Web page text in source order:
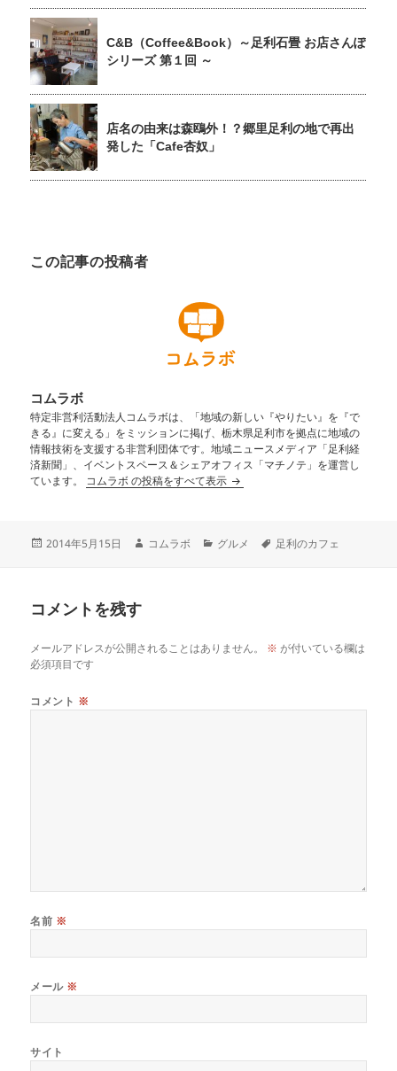
C&B（Coffee&Book）～足利石畳 お店さんぽ
シリーズ 第１回 ～
店名の由来は森鴎外！？郷里足利の地で再出
発した「Cafe杏奴」
この記事の投稿者
コムラボ
特定非営利活動法人コムラボは、「地域の新しい『やりたい』を『で
きる』に変える」をミッションに掲げ、栃木県足利市を拠点に地域の
情報技術を支援する非営利団体です。地域ニュースメディア「足利経
済新聞」、イベントスペース＆シェアオフィス「マチノテ」を運営し
ています。 コムラボ の投稿をすべて表示
2014年5月15日 コムラボ グルメ 足利のカフェ
コメントを残す
メールアドレスが公開されることはありません。 ※ が付いている欄は
必須項目です
コメント ※
名前 ※
メール ※
サイト